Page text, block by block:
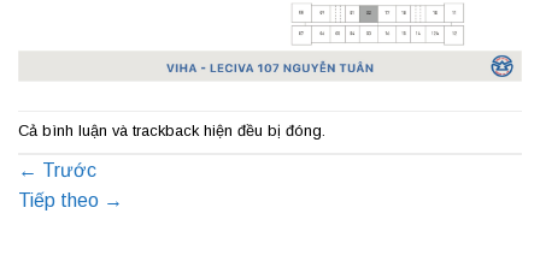
Cả bình luận và trackback hiện đều bị đóng.
← Trước
Tiếp theo →